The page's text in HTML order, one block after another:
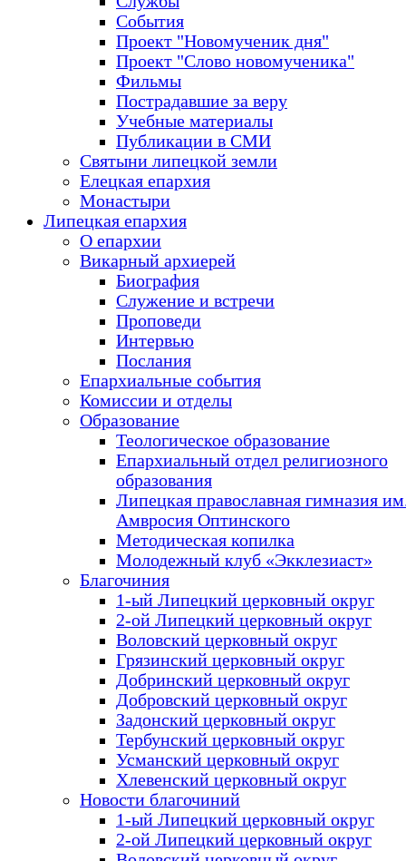
События
Проект "Новомученик дня"
Проект "Слово новомученика"
Фильмы
Пострадавшие за веру
Учебные материалы
Публикации в СМИ
Святыни липецкой земли
Елецкая епархия
Монастыри
Липецкая епархия
О епархии
Викарный архиерей
Биография
Служение и встречи
Проповеди
Интервью
Послания
Епархиальные события
Комиссии и отделы
Образование
Теологическое образование
Епархиальный отдел религиозного
образования
Липецкая православная гимназия
Амвросия Оптинского
Методическая копилка
Молодежный клуб «Экклезиаст»
Благочиния
1-ый Липецкий церковный округ
2-ой Липецкий церковный округ
Воловский церковный округ
Грязинский церковный округ
Добринский церковный округ
Добровский церковный округ
Задонский церковный округ
Тербунский церковный округ
Усманский церковный округ
Хлевенский церковный округ
Новости благочиний
1-ый Липецкий церковный округ
2-ой Липецкий церковный округ